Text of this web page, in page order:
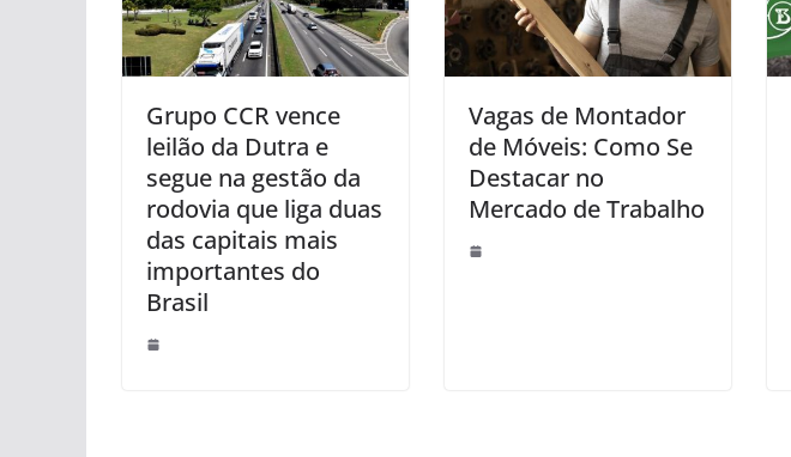
Grupo CCR vence
leilão da Dutra e
segue na gestão da
rodovia que liga duas
das capitais mais
importantes do
Brasil
Vagas de Montador
de Móveis: Como Se
Destacar no
Mercado de Trabalho